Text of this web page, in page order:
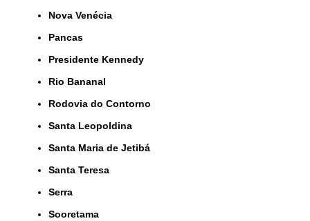
Nova Venécia
Pancas
Presidente Kennedy
Rio Bananal
Rodovia do Contorno
Santa Leopoldina
Santa Maria de Jetibá
Santa Teresa
Serra
Sooretama